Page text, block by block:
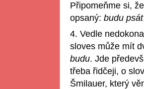
Připomeňme si,
opsaný: budu psát
4. Vedle
sloves může mít
budu. Jde
třeba řidčeji, o
Šmilauer, který